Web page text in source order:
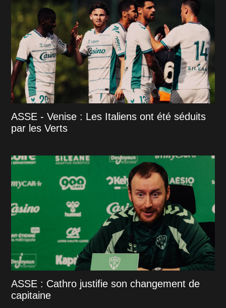
ASSE - Venise : Les Italiens ont été séduits
par les Verts
ASSE : Cathro justifie son changement de
capitaine